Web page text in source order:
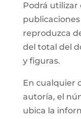
Podrá utilizar
reproduzca
del total del
y figuras.
En cualquier
autoría, el
ubica la